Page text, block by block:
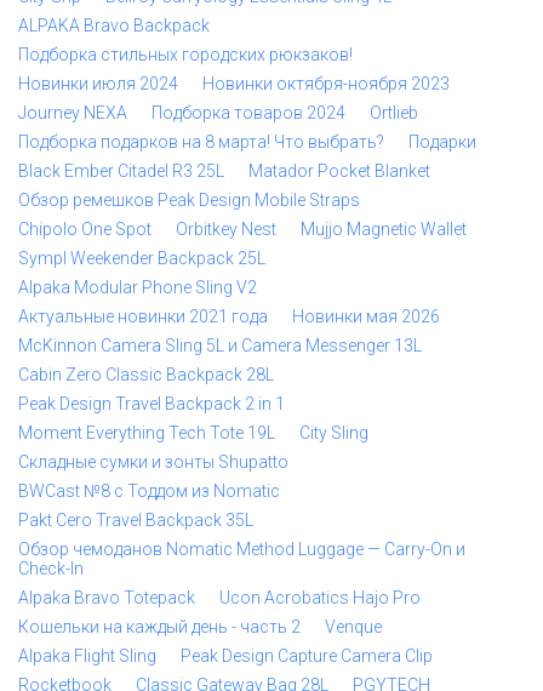
ALPAKA Bravo Backpack
Подборка стильных городских рюкзаков!
Новинки июля 2024
Новинки октября-ноября 2023
Journey NEXA
Подборка товаров 2024
Ortlieb
Подборка подарков на 8 марта! Что выбрать?
Подарки
Black Ember Citadel R3 25L
Matador Pocket Blanket
Обзор ремешков Peak Design Mobile Straps
Chipolo One Spot
Orbitkey Nest
Mujjo Magnetic Wallet
Sympl Weekender Backpack 25L
Alpaka Modular Phone Sling V2
Актуальные новинки 2021 года
Новинки мая 2026
McKinnon Camera Sling 5L и Camera Messenger 13L
Cabin Zero Classic Backpack 28L
Peak Design Travel Backpack 2 in 1
Moment Everything Tech Tote 19L
City Sling
Складные сумки и зонты Shupatto
BWCast №8 с Тоддом из Nomatic
Pakt Cero Travel Backpack 35L
Обзор чемоданов Nomatic Method Luggage — Carry-On и
Check-In
Alpaka Bravo Totepack
Ucon Acrobatics Hajo Pro
Кошельки на каждый день - часть 2
Venque
Alpaka Flight Sling
Peak Design Capture Camera Clip
Rocketbook
Classic Gateway Bag 28L
PGYTECH